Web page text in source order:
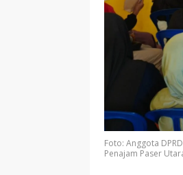
Foto: Anggota
Penajam Paser